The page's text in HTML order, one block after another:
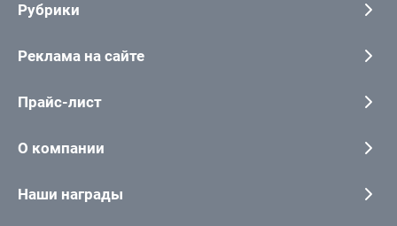
Рубрики
Реклама на сайте
Прайс-лист
О компании
Наши награды